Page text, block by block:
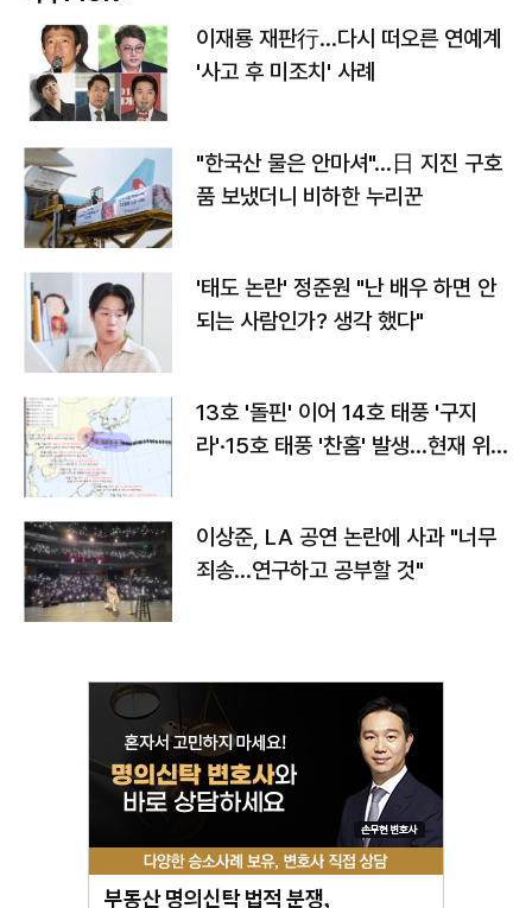
이재룡 재판行…다시 떠오른 연예계
'사고 후 미조치' 사례
"한국산 물은 안마셔"…日 지진 구호
품 보냈더니 비하한 누리꾼
'태도 논란' 정준원 "난 배우 하면 안
되는 사람인가? 생각 했다"
13호 '돌핀' 이어 14호 태풍 '구지
라'·15호 태풍 '찬홈' 발생…현재 위
이상준, LA 공연 논란에 사과 "너무
죄송…연구하고 공부할 것"